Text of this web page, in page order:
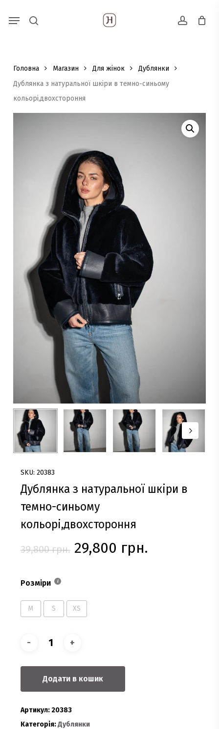
Пошук
товарів
account
Menu
Головна Магазин Для жінок
Дублянки
Дублянка з натуральної шкіри в темно-синьому
кольорі,двохстороння
SKU: 20383
Дублянка з натуральної шкіри в
темно-синьому
кольорі,двохстороння
39,800грн. Оригінальна
29,800 грн.
Розміри
M S XS
Додати в кошик
Артикул:20383
Категорія:Дублянки